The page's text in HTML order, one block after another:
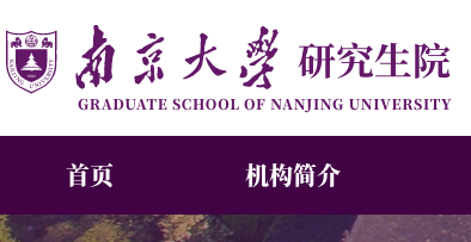
首页 机构简介